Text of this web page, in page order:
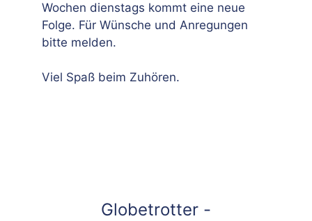
Wochen dienstags kommt eine neue
Folge. Für Wünsche und Anregungen
bitte melden.
Viel Spaß beim Zuhören.
Globetrotter -